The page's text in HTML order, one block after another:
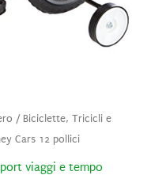
/ Biciclette, Tricicli e
Cars 12 pollici
viaggi e tempo